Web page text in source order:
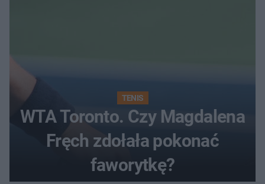
TENIS
WTA Toronto. Czy Magdalena
Fręch zdołała pokonać
faworytkę?